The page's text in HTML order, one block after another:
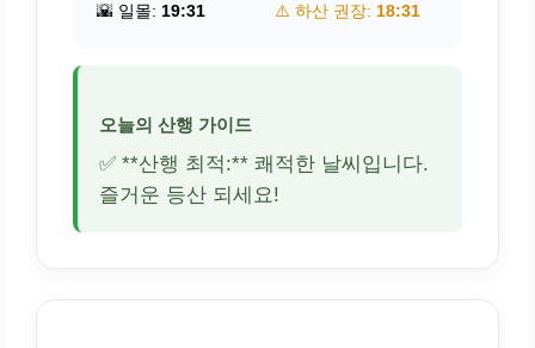
🌇 일몰: 19:31 ⚠️ 하산 권장: 18:31
오늘의 산행 가이드
✅ **산행 최적:** 쾌적한 날씨입니다.
즐거운 등산 되세요!